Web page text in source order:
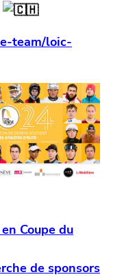
team/loic-
Coupe du
de sponsors